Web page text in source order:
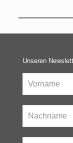
Unseren